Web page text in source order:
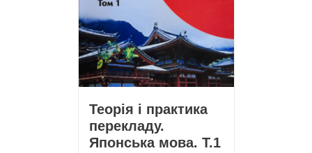
Теорія і практика
перекладу.
Японська мова. Т.1